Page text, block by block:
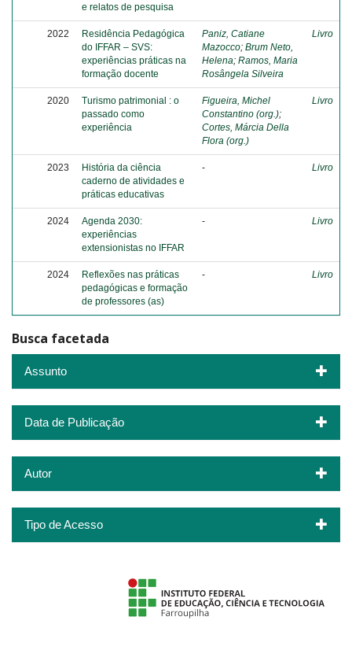
e relatos de pesquisa
2022
Residência Pedagógica
do IFFAR – SVS:
experiências práticas na
formação docente
Paniz, Catiane
Mazocco; Brum Neto,
Helena; Ramos, Maria
Rosângela Silveira
Livro
2020
Turismo patrimonial : o
passado como
experiência
Figueira, Michel
Constantino (org.);
Cortes, Márcia Della
Flora (org.)
Livro
2023
História da ciência
caderno de atividades e
práticas educativas
- Livro
2024
Agenda 2030:
experiências
extensionistas no IFFAR
- Livro
2024
Reflexões nas práticas
pedagógicas e formação
de professores (as)
- Livro
Busca facetada
Assunto
Data de Publicação
Autor
Tipo de Acesso